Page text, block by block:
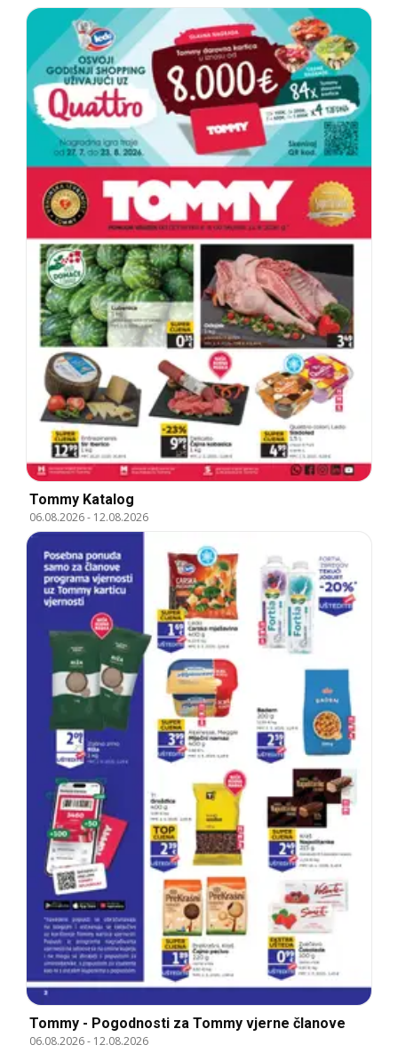
Tommy Katalog
06.08.2026- 12.08.2026
Tommy - Pogodnosti za Tommy vjerne članove
06.08.2026- 12.08.2026